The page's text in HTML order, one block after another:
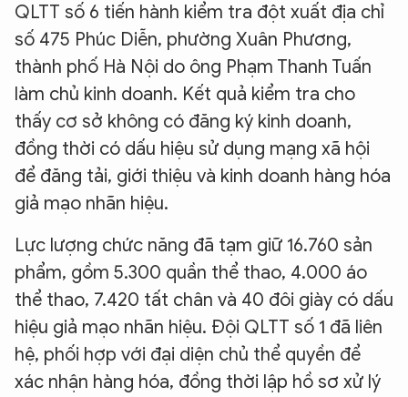
QLTT số 6 tiến hành kiểm tra đột xuất địa chỉ
số 475 Phúc Diễn, phường Xuân Phương,
thành phố Hà Nội do ông Phạm Thanh Tuấn
làm chủ kinh doanh. Kết quả kiểm tra cho
thấy cơ sở không có đăng ký kinh doanh,
đồng thời có dấu hiệu sử dụng mạng xã hội
để đăng tải, giới thiệu và kinh doanh hàng hóa
giả mạo nhãn hiệu.
Lực lượng chức năng đã tạm giữ 16.760 sản
phẩm, gồm 5.300 quần thể thao, 4.000 áo
thể thao, 7.420 tất chân và 40 đôi giày có dấu
hiệu giả mạo nhãn hiệu. Đội QLTT số 1 đã liên
hệ, phối hợp với đại diện chủ thể quyền để
xác nhận hàng hóa, đồng thời lập hồ sơ xử lý